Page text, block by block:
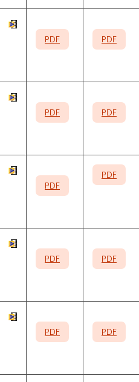
PDF PDF
PDF PDF
PDF
PDF
PDF PDF
PDF PDF